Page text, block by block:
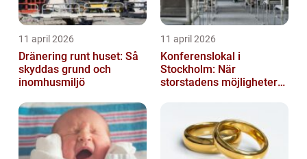
11 april 2026
Dränering runt huset: Så
skyddas grund och
inomhusmiljö
11 april 2026
Konferenslokal i
Stockholm: När
storstadens möjligheter